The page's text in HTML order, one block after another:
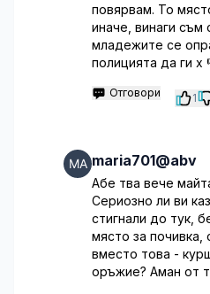
повярвам. То
иначе, винаги съм
младежите се
полицията да ги х
Отговори 1
maria701@abv
Абе тва вече
Сериозно ли ви
стигнали до тук,
място за почивка,
вместо това -
оръжие? Аман от